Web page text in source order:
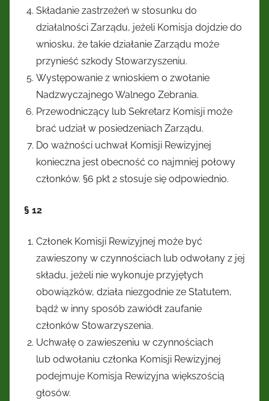
Składanie zastrzeżeń w stosunku do
działalności Zarządu, jeżeli Komisja dojdzie do
wniosku, że takie działanie Zarządu może
przynieść szkody Stowarzyszeniu.
Występowanie z wnioskiem o zwołanie
Nadzwyczajnego Walnego Zebrania.
Przewodniczący lub Sekretarz Komisji może
brać udział w posiedzeniach Zarządu.
Do ważności uchwał Komisji Rewizyjnej
konieczna jest obecność co najmniej połowy
członków. §6 pkt 2 stosuje się odpowiednio.
§ 12
Członek Komisji Rewizyjnej może być
zawieszony w czynnościach lub odwołany z jej
składu, jeżeli nie wykonuje przyjętych
obowiązków, działa niezgodnie ze Statutem,
bądź w inny sposób zawiódł zaufanie
członków Stowarzyszenia.
Uchwałę o zawieszeniu w czynnościach
lub odwołaniu członka Komisji Rewizyjnej
podejmuje Komisja Rewizyjna większością
głosów.